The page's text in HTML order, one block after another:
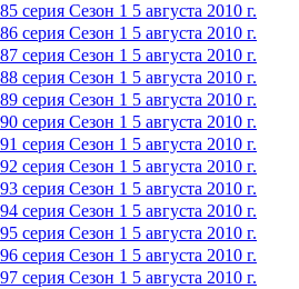
85 серия Сезон 1 5 августа 2010 г.
86 серия Сезон 1 5 августа 2010 г.
87 серия Сезон 1 5 августа 2010 г.
88 серия Сезон 1 5 августа 2010 г.
89 серия Сезон 1 5 августа 2010 г.
90 серия Сезон 1 5 августа 2010 г.
91 серия Сезон 1 5 августа 2010 г.
92 серия Сезон 1 5 августа 2010 г.
93 серия Сезон 1 5 августа 2010 г.
94 серия Сезон 1 5 августа 2010 г.
95 серия Сезон 1 5 августа 2010 г.
96 серия Сезон 1 5 августа 2010 г.
97 серия Сезон 1 5 августа 2010 г.